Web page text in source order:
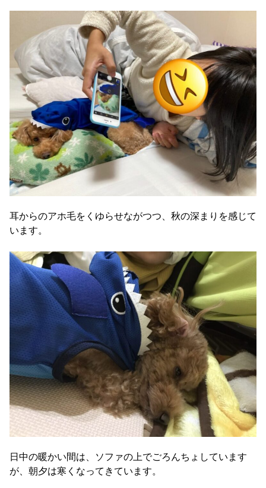
耳からのアホ毛をくゆらせながつつ、秋の深まりを感じて
います。
日中の暖かい間は、ソファの上でごろんちょしています
が、朝夕は寒くなってきています。